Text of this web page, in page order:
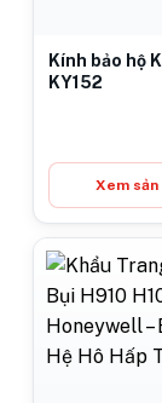
Kính bảo hộ
KY152
Xem sản